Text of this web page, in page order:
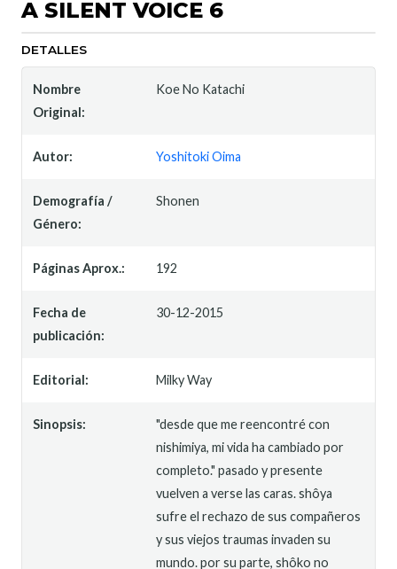
A SILENT VOICE 6
DETALLES
Nombre
Original:
Koe No Katachi
Autor: Yoshitoki Oima
Demografía /
Género:
Shonen
Páginas Aprox.: 192
Fecha de
publicación:
30-12-2015
Editorial: Milky Way
Sinopsis:
"desde que me reencontré con
nishimiya, mi vida ha cambiado por
completo." pasado y presente
vuelven a verse las caras. shôya
sufre el rechazo de sus compañeros
y sus viejos traumas invaden su
mundo. por su parte, shôko no